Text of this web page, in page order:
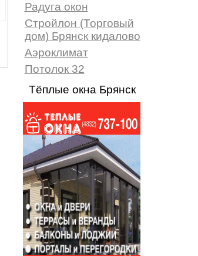
Радуга окон
Стройлон (Торговый
дом) Брянск кидалово
Аэроклимат
Потолок 32
Тёплые окна Брянск